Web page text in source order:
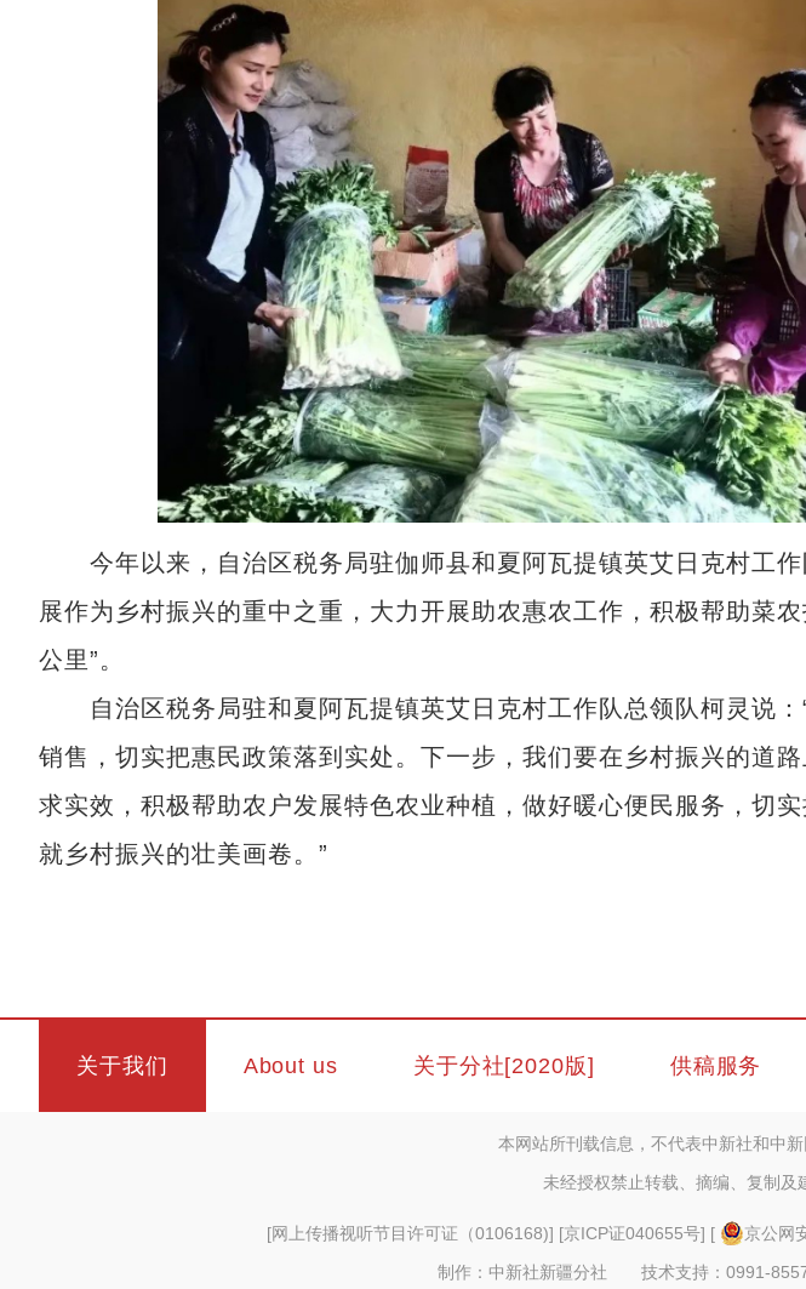
今年以来，自治区税务局驻伽师县和夏阿瓦提镇英艾日克村工作
展作为乡村振兴的重中之重，大力开展助农惠农工作，积极帮助菜
公里”。
自治区税务局驻和夏阿瓦提镇英艾日克村工作队总领队柯灵说：
销售，切实把惠民政策落到实处。下一步，我们要在乡村振兴的道
求实效，积极帮助农户发展特色农业种植，做好暖心便民服务，切
就乡村振兴的壮美画卷。”
关于我们 About us 关于分社[2020版] 供稿服务
本网站所刊载信息，不代表中新社和中
未经授权禁止转载、摘编、复制及
[网上传播视听节目许可证（0106168)] [京ICP证040655号] [ 京公网
制作：中新社新疆分社 技术支持：0991-